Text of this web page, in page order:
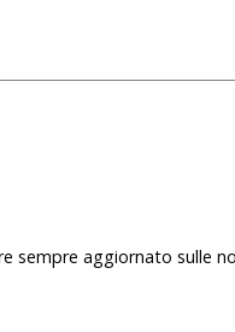
sempre aggiornato sulle